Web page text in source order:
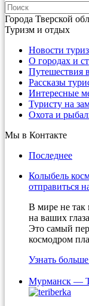
Города Тверской
Туризм и отдых
Новости
О городах и
Путешествия
Рассказы
Интересные
Туристу на
Охота и
Мы в Контакте
Последнее
Колыбель
отправиться
В мире не так
на ваших
Это самый
космодром
Узнать
Мурманск —